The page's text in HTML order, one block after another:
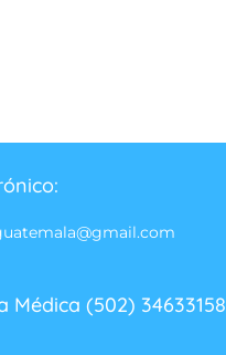
Médica (502) 34633158